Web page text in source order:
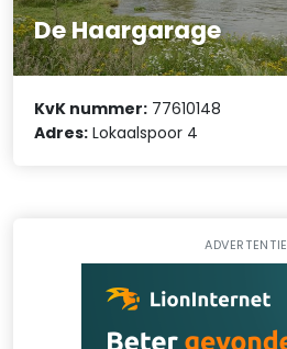
De Haargarage
KvK nummer: 77610148
Adres: Lokaalspoor 4
ADVERTENTIE